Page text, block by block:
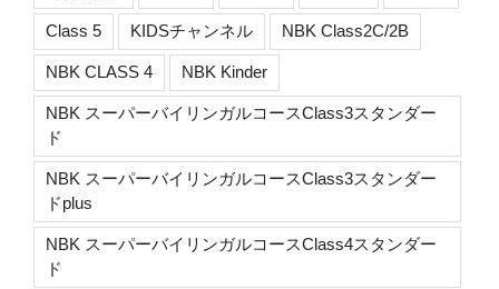
Class 5 KIDSチャンネル NBK Class2C/2B
NBK CLASS 4 NBK Kinder
NBK スーパーバイリンガルコースClass3スタンダー
ド
NBK スーパーバイリンガルコースClass3スタンダー
ドplus
NBK スーパーバイリンガルコースClass4スタンダー
ド